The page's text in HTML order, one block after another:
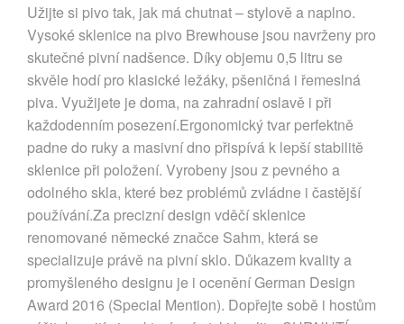
Užijte si pivo tak, jak má chutnat – stylově a naplno.
Vysoké sklenice na pivo Brewhouse jsou navrženy pro
skutečné pivní nadšence. Díky objemu 0,5 litru se
skvěle hodí pro klasické ležáky, pšeničná i řemeslná
piva. Využijete je doma, na zahradní oslavě i při
každodenním posezení.Ergonomický tvar perfektně
padne do ruky a masivní dno přispívá k lepší stabilitě
sklenice při položení. Vyrobeny jsou z pevného a
odolného skla, které bez problémů zvládne i častější
používání.Za precizní design vděčí sklenice
renomované německé značce Sahm, která se
specializuje právě na pivní sklo. Důkazem kvality a
promyšleného designu je i ocenění German Design
Award 2016 (Special Mention). Dopřejte sobě i hostům